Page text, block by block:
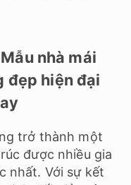
nhà mái
đẹp hiện đại
trở thành một
được nhiều gia
nhất. Với sự kết